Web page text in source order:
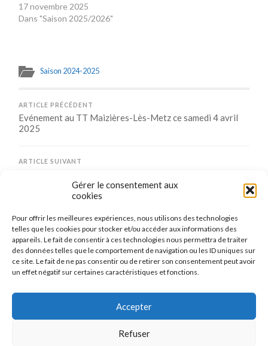
Gérer le consentement aux
cookies
Pour offrir les meilleures expériences, nous utilisons des technologies
telles que les cookies pour stocker et/ou accéder aux informations des
appareils. Le fait de consentir à ces technologies nous permettra de traiter
des données telles que le comportement de navigation ou les ID uniques sur
ce site. Le fait de ne pas consentir ou de retirer son consentement peut avoir
un effet négatif sur certaines caractéristiques et fonctions.
Accepter
Refuser
17 novembre 2025
Dans "Saison 2025/2026"
Saison 2024-2025
ARTICLE PRÉCÉDENT
Evénement au TT Maizières-Lès-Metz ce samedi 4 avril
2025
ARTICLE SUIVANT
Comments are closed.
CONNEXION